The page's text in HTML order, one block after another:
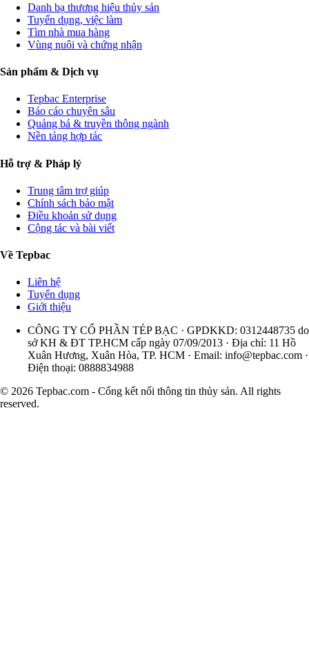
Danh bạ thương hiệu thủy sản
Tuyển dụng, việc làm
Tìm nhà mua hàng
Vùng nuôi và chứng nhận
Sản phẩm & Dịch vụ
Tepbac Enterprise
Báo cáo chuyên sâu
Quảng bá & truyền thông ngành
Nền tảng hợp tác
Hỗ trợ & Pháp lý
Trung tâm trợ giúp
Chính sách bảo mật
Điều khoản sử dụng
Cộng tác và bài viết
Về Tepbac
Liên hệ
Tuyển dụng
Giới thiệu
CÔNG TY CỔ PHẦN TÉP BẠC · GPDKKD: 0312448735 do
sở KH & ĐT TP.HCM cấp ngày 07/09/2013 · Địa chỉ: 11 Hồ
Xuân Hương, Xuân Hòa, TP. HCM · Email: info@tepbac.com ·
Điện thoại: 0888834988
© 2026 Tepbac.com - Cổng kết nối thông tin thủy sản. All rights
reserved.